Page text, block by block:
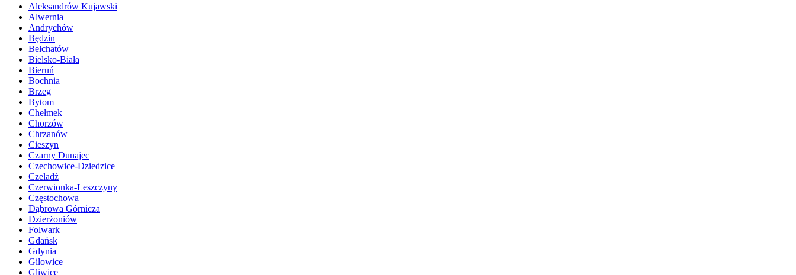
Aleksandrów Kujawski
Alwernia
Andrychów
Będzin
Bełchatów
Bielsko-Biała
Bieruń
Bochnia
Brzeg
Bytom
Chełmek
Chorzów
Chrzanów
Cieszyn
Czarny Dunajec
Czechowice-Dziedzice
Czeladź
Czerwionka-Leszczyny
Częstochowa
Dąbrowa Górnicza
Dzierżoniów
Folwark
Gdańsk
Gdynia
Gilowice
Gliwice